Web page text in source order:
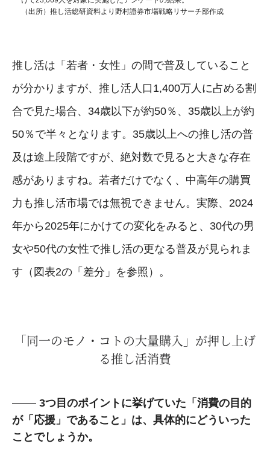
（出所）推し活総研資料より野村證券市場戦略リサーチ部作成
推し活は「若者・女性」の間で普及していること
が分かりますが、推し活人口1,400万人に占める割
合で見た場合、34歳以下が約50％、35歳以上が約
50％で半々となります。35歳以上への推し活の普
及は途上段階ですが、絶対数で見ると大きな存在
感がありますね。若者だけでなく、中高年の購買
力も推し活市場では無視できません。実際、2024
年から2025年にかけての変化をみると、30代の男
女や50代の女性で推し活の更なる普及が見られま
す（図表2の「差分」を参照）。
「同一のモノ・コトの大量購入」が押し上げ
る推し活消費
3つ目のポイントに挙げていた「消費の目的
が「応援」であること」は、具体的にどういった
ことでしょうか。